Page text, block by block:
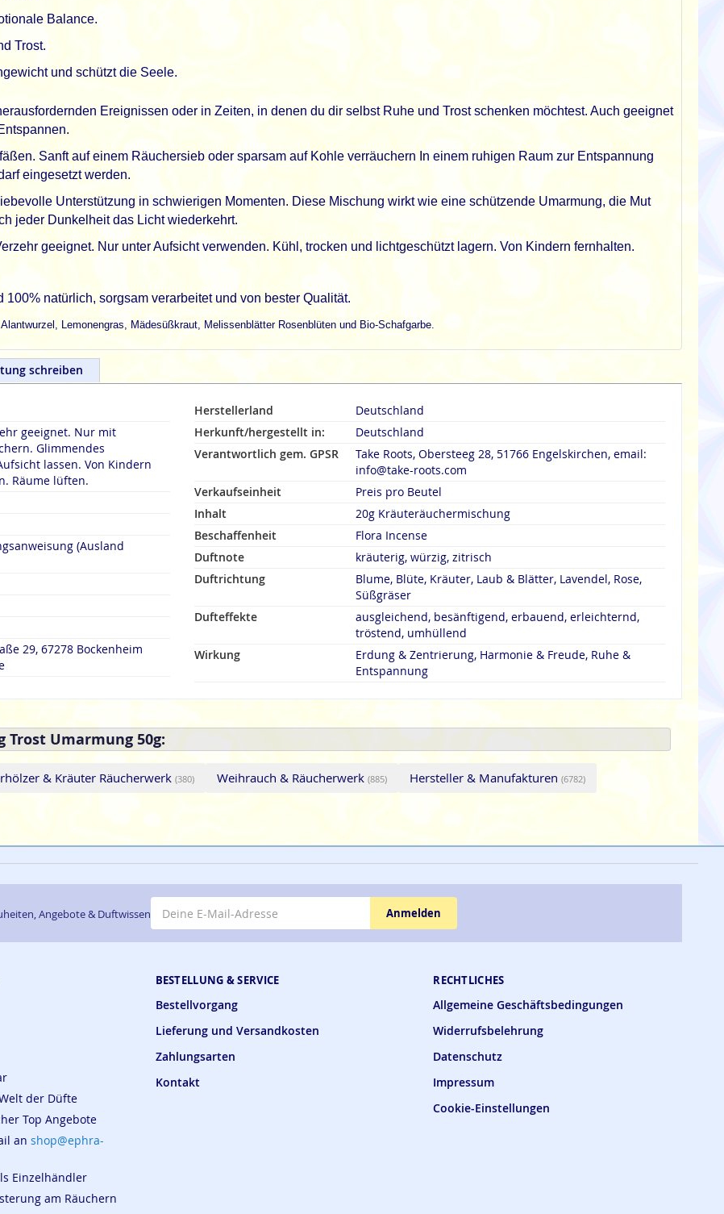
Balance.
Trost.
und schützt die Seele.
Ereignissen oder in Zeiten, in denen du dir selbst Ruhe und Trost schenken möchtest. Auch geeignet
Sanft auf einem Räuchersieb oder sparsam auf Kohle verräuchern In einem ruhigen Raum zur Entspannung
eingesetzt werden.
Unterstützung in schwierigen Momenten. Diese Mischung wirkt wie eine schützende Umarmung, die Mut
jeder Dunkelheit das Licht wiederkehrt.
geeignet. Nur unter Aufsicht verwenden. Kühl, trocken und lichtgeschützt lagern. Von Kindern fernhalten.
100% natürlich, sorgsam verarbeitet und von bester Qualität.
Lemonengras, Mädesüßkraut, Melissenblätter Rosenblüten und Bio-Schafgarbe.
geeignet. Nur mit
Glimmendes
lassen. Von Kindern
Räume lüften.
(Ausland
29, 67278 Bockenheim
Herstellerland
Deutschland
Herkunft/hergestellt in:
Deutschland
Verantwortlich gem. GPSR
Take Roots, Obersteeg 28, 51766 Engelskirchen, email:
info@take-roots.com
Verkaufseinheit
Preis pro Beutel
Inhalt
20g Kräuteräuchermischung
Beschaffenheit
Flora Incense
Duftnote
kräuterig, würzig, zitrisch
Duftrichtung
Blume, Blüte, Kräuter, Laub & Blätter, Lavendel, Rose,
Süßgräser
Dufteffekte
ausgleichend, besänftigend, erbauend, erleichternd,
tröstend, umhüllend
Wirkung
Erdung & Zentrierung, Harmonie & Freude, Ruhe &
Entspannung
schreiben
Umarmung 50g:
& Kräuter Räucherwerk (380) Weihrauch & Räucherwerk (885) Hersteller & Manufakturen (6782)
BESTELLUNG & SERVICE
Bestellvorgang
Lieferung und Versandkosten
Zahlungsarten
Kontakt
RECHTLICHES
Allgemeine Geschäftsbedingungen
Widerrufsbelehrung
Datenschutz
Impressum
Cookie-Einstellungen
Angebote & Duftwissen
E-Mail-Adresse
Anmelden
der Düfte
Top Angebote
an shop@ephra-
Einzelhändler
am Räuchern